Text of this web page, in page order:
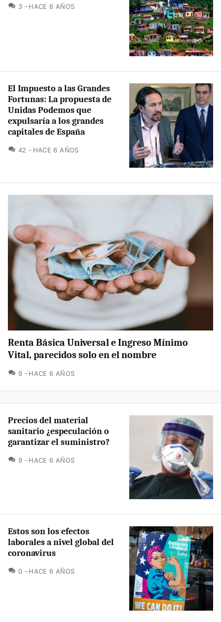
3 COMENTARIOS
HACE 6 AÑOS
El Impuesto a las Grandes
Fortunas: La propuesta de
Unidas Podemos que
expulsaría a los grandes
capitales de España
42 COMENTARIOS
HACE 6 AÑOS
Renta Básica Universal e Ingreso Mínimo
Vital, parecidos solo en el nombre
9 COMENTARIOS
HACE 6 AÑOS
Precios del material
sanitario ¿especulación o
garantizar el suministro?
9 COMENTARIOS
HACE 6 AÑOS
Estos son los efectos
laborales a nivel global del
coronavirus
0 COMENTARIOS
HACE 6 AÑOS